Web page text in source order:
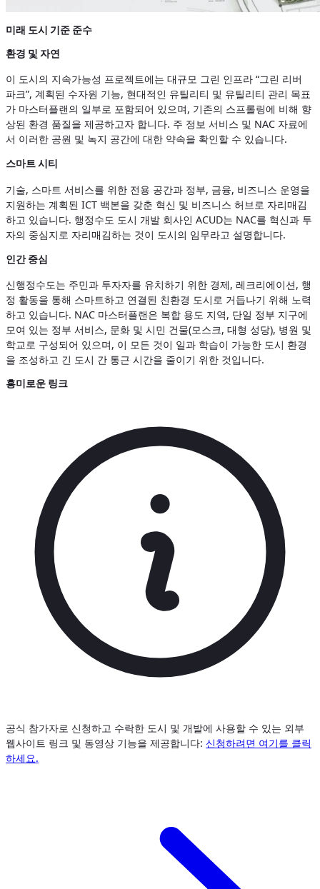
미래 도시 기준 준수
환경 및 자연
이 도시의 지속가능성 프로젝트에는 대규모 그린 인프라 “그린 리버
파크”, 계획된 수자원 기능, 현대적인 유틸리티 및 유틸리티 관리 목표
가 마스터플랜의 일부로 포함되어 있으며, 기존의 스프롤링에 비해 향
상된 환경 품질을 제공하고자 합니다. 주 정보 서비스 및 NAC 자료에
서 이러한 공원 및 녹지 공간에 대한 약속을 확인할 수 있습니다.
스마트 시티
기술, 스마트 서비스를 위한 전용 공간과 정부, 금융, 비즈니스 운영을
지원하는 계획된 ICT 백본을 갖춘 혁신 및 비즈니스 허브로 자리매김
하고 있습니다. 행정수도 도시 개발 회사인 ACUD는 NAC를 혁신과 투
자의 중심지로 자리매김하는 것이 도시의 임무라고 설명합니다.
인간 중심
신행정수도는 주민과 투자자를 유치하기 위한 경제, 레크리에이션, 행
정 활동을 통해 스마트하고 연결된 친환경 도시로 거듭나기 위해 노력
하고 있습니다. NAC 마스터플랜은 복합 용도 지역, 단일 정부 지구에
모여 있는 정부 서비스, 문화 및 시민 건물(모스크, 대형 성당), 병원 및
학교로 구성되어 있으며, 이 모든 것이 일과 학습이 가능한 도시 환경
을 조성하고 긴 도시 간 통근 시간을 줄이기 위한 것입니다.
흥미로운 링크
공식 참가자로 신청하고 수락한 도시 및 개발에 사용할 수 있는 외부
웹사이트 링크 및 동영상 기능을 제공합니다: 신청하려면 여기를 클릭
하세요.